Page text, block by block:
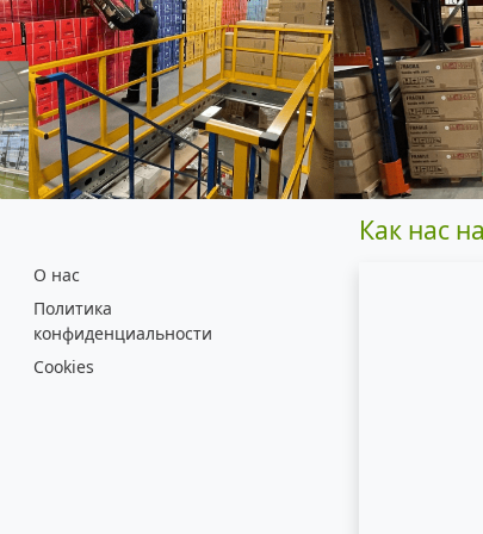
О нас
Политика
конфиденциальности
Cookies
Как нас